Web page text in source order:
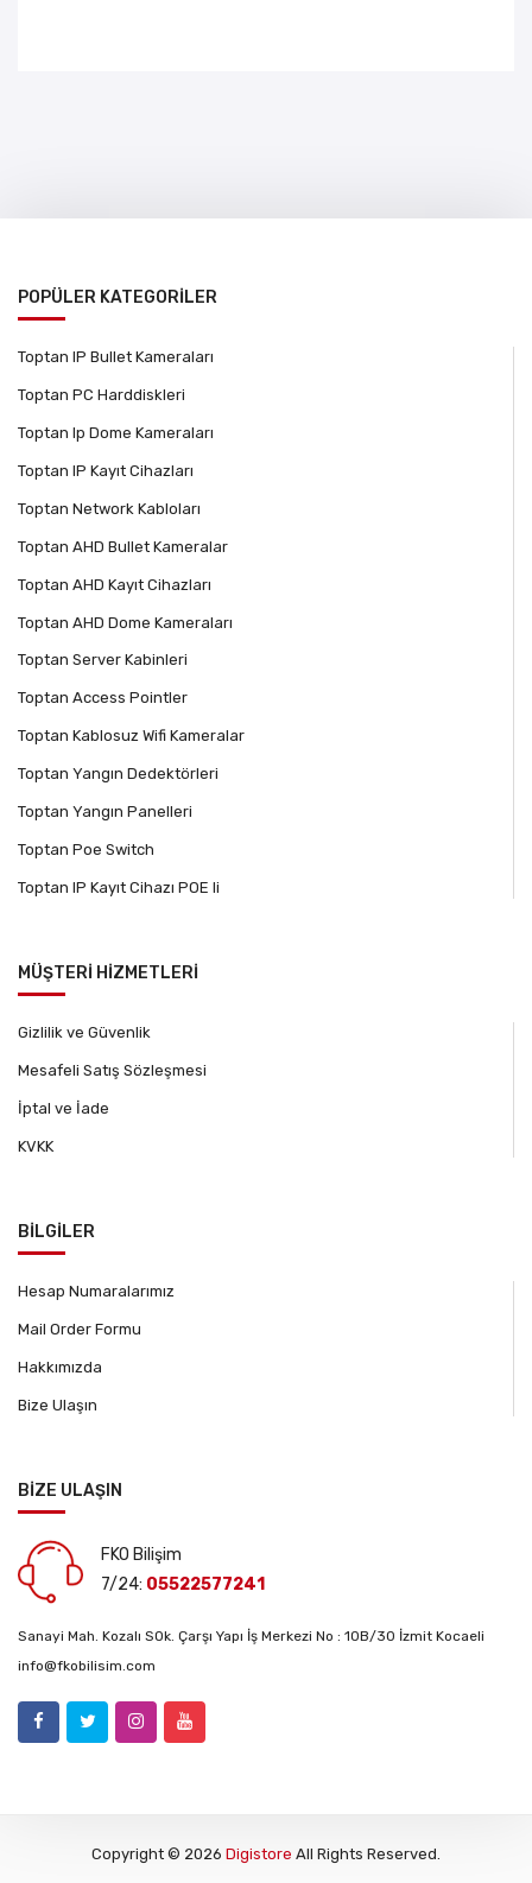
POPÜLER KATEGORİLER
Toptan IP Bullet Kameraları
Toptan PC Harddiskleri
Toptan Ip Dome Kameraları
Toptan IP Kayıt Cihazları
Toptan Network Kabloları
Toptan AHD Bullet Kameralar
Toptan AHD Kayıt Cihazları
Toptan AHD Dome Kameraları
Toptan Server Kabinleri
Toptan Access Pointler
Toptan Kablosuz Wifi Kameralar
Toptan Yangın Dedektörleri
Toptan Yangın Panelleri
Toptan Poe Switch
Toptan IP Kayıt Cihazı POE li
MÜŞTERİ HİZMETLERİ
Gizlilik ve Güvenlik
Mesafeli Satış Sözleşmesi
İptal ve İade
KVKK
BİLGİLER
Hesap Numaralarımız
Mail Order Formu
Hakkımızda
Bize Ulaşın
BİZE ULAŞIN
FKO Bilişim
7/24: 05522577241
Sanayi Mah. Kozalı SOk. Çarşı Yapı İş Merkezi No : 10B/30 İzmit Kocaeli
info@fkobilisim.com
Copyright © 2026 Digistore All Rights Reserved.